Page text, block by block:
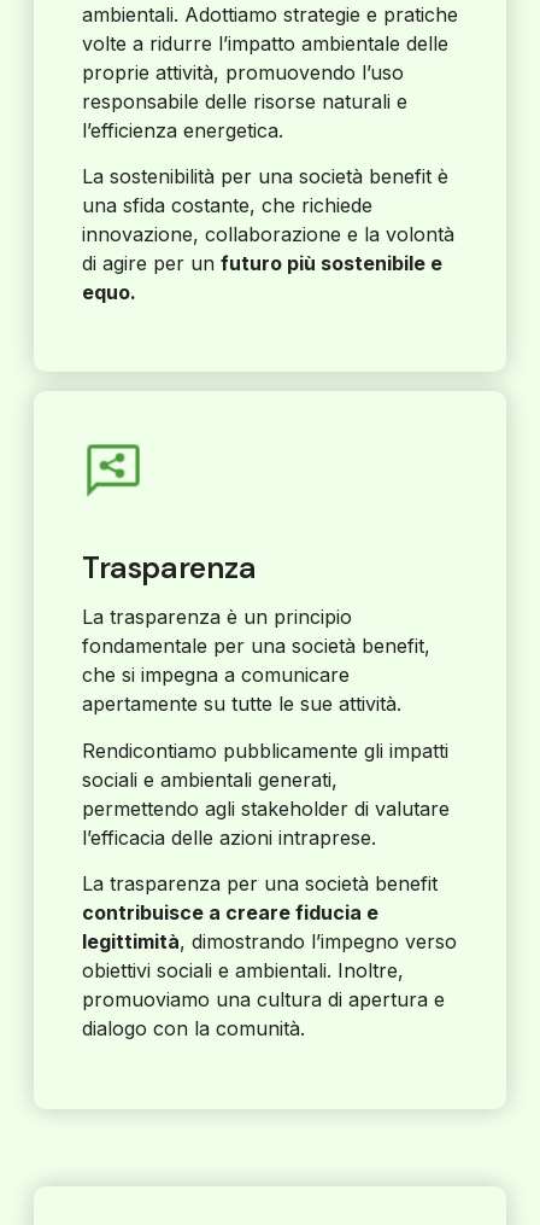
ambientali. Adottiamo strategie e pratiche
volte a ridurre l’impatto ambientale delle
proprie attività, promuovendo l’uso
responsabile delle risorse naturali e
l’efficienza energetica.
La sostenibilità per una società benefit è
una sfida costante, che richiede
innovazione, collaborazione e la volontà
di agire per un futuro più sostenibile e
equo.
Trasparenza
La trasparenza è un principio
fondamentale per una società benefit,
che si impegna a comunicare
apertamente su tutte le sue attività.
Rendicontiamo pubblicamente gli impatti
sociali e ambientali generati,
permettendo agli stakeholder di valutare
l’efficacia delle azioni intraprese.
La trasparenza per una società benefit
contribuisce a creare fiducia e
legittimità, dimostrando l’impegno verso
obiettivi sociali e ambientali. Inoltre,
promuoviamo una cultura di apertura e
dialogo con la comunità.